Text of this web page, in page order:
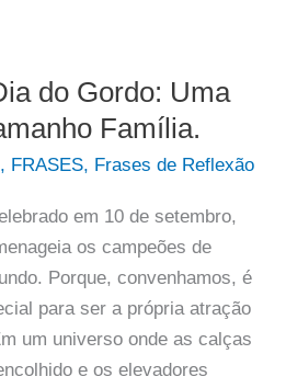
do Gordo: Uma
Família.
, FRASES, Frases de Reflexão
em 10 de setembro,
os campeões de
Porque, convenhamos, é
para ser a própria atração
um universo onde as calças
e os elevadores